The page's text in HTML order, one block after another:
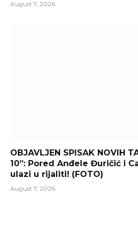
August 7, 2026
OBJAVLJEN SPISAK NOVIH
10”: Pored Anđele Đuričić i
ulazi u rijaliti! (FOTO)
August 7, 2026